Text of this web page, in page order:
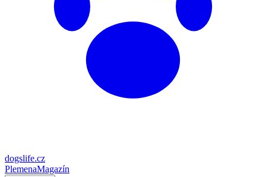
dogslife.cz
PlemenaMagazín